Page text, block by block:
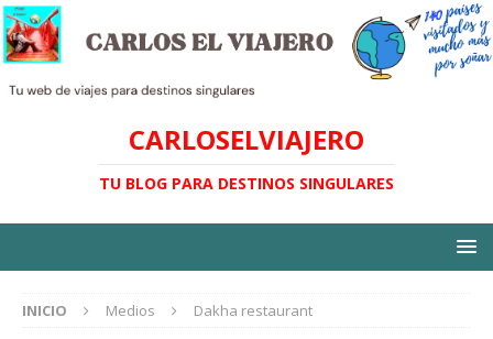
CARLOSELVIAJERO
TU BLOG PARA DESTINOS SINGULARES
INICIO Medios Dakha restaurant